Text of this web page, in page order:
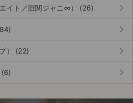
イト／旧関ジャニ∞） (26) keyboard_arrow_right
keyboard_arrow_right
） (22) keyboard_arrow_right
(6) keyboard_arrow_right